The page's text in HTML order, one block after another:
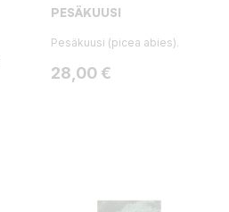
PESÄKUUSI
Pesäkuusi (picea abies).
Hinta
28,00 €